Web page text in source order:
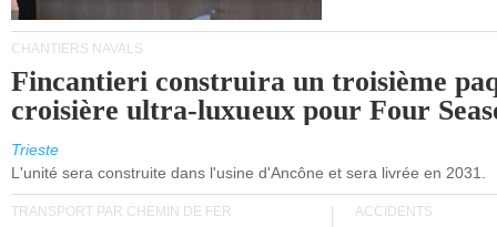
CHANTIERS NAVALS
Fincantieri construira un troisième
croisière ultra-luxueux pour Four
Trieste
L'unité sera construite dans l'usine d'Ancône et sera livrée en 2031.
TRANSPORT PAR CHEMIN DE FER ACCIDENTS